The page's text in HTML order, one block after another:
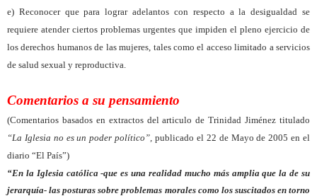
e) Reconocer que para lograr adelantos con respecto a la desigualdad se
requiere atender ciertos problemas urgentes que impiden el pleno ejercicio de
los derechos humanos de las mujeres, tales como el acceso limitado a servicios
de salud sexual y reproductiva.
Comentarios a su pensamiento
(Comentarios basados en extractos del articulo de Trinidad Jiménez titulado
“La Iglesia no es un poder político”,publicado el 22 de Mayo de 2005 en el
diario “El País”)
“En la Iglesia católica -que es una realidad mucho más amplia que la de su
jerarquía- las posturas sobre problemas morales como los suscitados en torno